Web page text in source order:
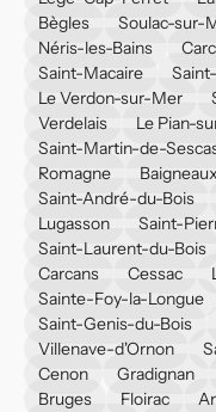
Bègles
Soulac-sur-
Néris-les-Bains
Saint-Macaire
Le Verdon-sur-Mer
Verdelais
Le Pian-
Saint-Martin-de-
Romagne
Baigneaux
Saint-André-du-Bois
Lugasson
Saint-
Saint-Laurent-du-Bois
Carcans
Cessac
Sainte-Foy-la-Longue
Saint-Genis-du-Bois
Villenave-d'Ornon
Cenon
Gradignan
Bruges
Floirac